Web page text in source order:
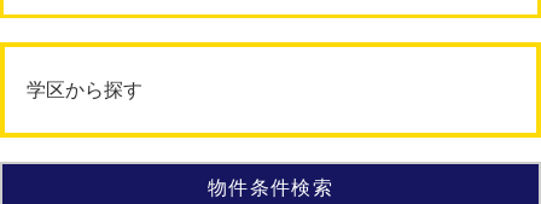
学区から探す
物件条件検索